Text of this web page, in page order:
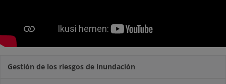
Gestión de los riesgos de inundación